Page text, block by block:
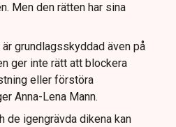
Men den rätten har sina
grundlagsskyddad även på
ger inte rätt att blockera
eller förstöra
Anna-Lena Mann.
de igengrävda dikena kan